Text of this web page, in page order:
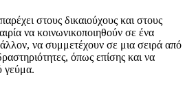
στους δικαιούχους και στους
να κοινωνικοποιηθούν σε ένα
να συμμετέχουν σε μια σειρά από
όπως επίσης και να
γεύμα.